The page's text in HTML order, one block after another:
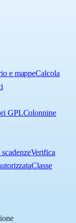
e mappeCalcola
GPLColonnine
Verifica
Classe